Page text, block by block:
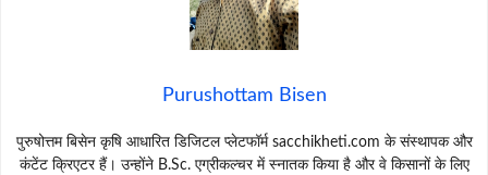
Purushottam Bisen
पुरुषोत्तम बिसेन कृषि आधारित डिजिटल प्लेटफॉर्म sacchikheti.com के संस्थापक और
कंटेंट क्रिएटर हैं। उन्होंने B.Sc. एग्रीकल्चर में स्नातक किया है और वे किसानों के लिए